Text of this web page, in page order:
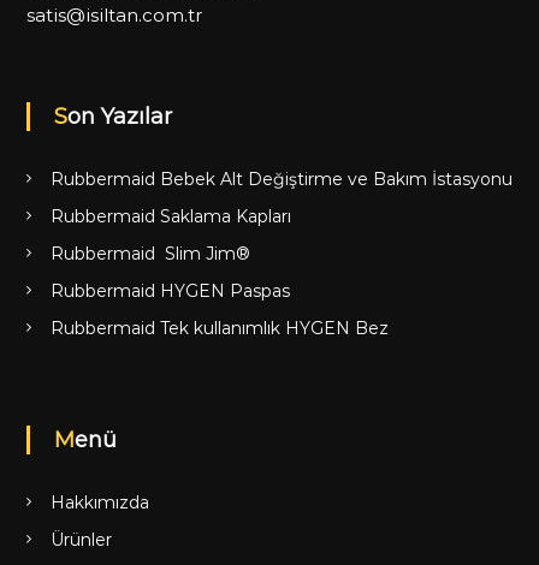
satis@isiltan.com.tr
Son Yazılar
Rubbermaid Bebek Alt Değiştirme ve Bakım İstasyonu
Rubbermaid Saklama Kapları
Rubbermaid Slim Jim®
Rubbermaid HYGEN Paspas
Rubbermaid Tek kullanımlık HYGEN Bez
Menü
Hakkımızda
Ürünler